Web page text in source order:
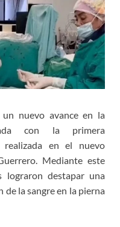
nuevo avance en la
con la primera
realizada en el nuevo
Mediante este
lograron destapar una
la sangre en la pierna